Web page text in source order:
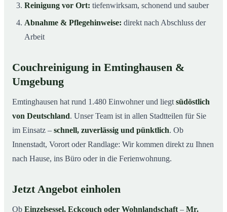
Reinigung vor Ort: tiefenwirksam, schonend und sauber
Abnahme & Pflegehinweise: direkt nach Abschluss der
Arbeit
Couchreinigung in Emtinghausen &
Umgebung
Emtinghausen hat rund 1.480 Einwohner und liegt südöstlich
von Deutschland. Unser Team ist in allen Stadtteilen für Sie
im Einsatz – schnell, zuverlässig und pünktlich. Ob
Innenstadt, Vorort oder Randlage: Wir kommen direkt zu Ihnen
nach Hause, ins Büro oder in die Ferienwohnung.
Jetzt Angebot einholen
Ob Einzelsessel, Eckcouch oder Wohnlandschaft – Mr.